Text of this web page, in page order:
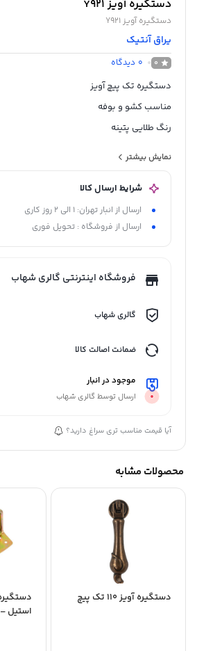
دستگیره آویز Y921
دستگیره آویز Y921
یراق آنتیک
0
0 دیدگاه
دستگیره تک پیچ آویز
مناسب کشو و بوفه
رنگ طلایی پتینه
نمایش بیشتر
شرایط ارسال کالا
ارسال از انبار تهران: 1 الی 2 روز کاری
ارسال از فروشگاه : تحویل فوری
فروشگاه اینترنتی گالری شهاب
گالری شهاب
ضمانت اصالت کالا
موجود در انبار
ارسال توسط گالری شهاب
آیا قیمت مناسب تری سراغ دارید؟
محصولات مشابه
دستگیره آویز 110 تک پیچ
استیل – jahan steel